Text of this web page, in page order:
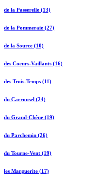
de la Passerelle (13)
de la Pommeraie (27)
de la Source (10)
des Coeurs-Vaillants (16)
des Trois-Temps (11)
du Carrousel (24)
du Grand-Chêne (19)
du Parchemin (26)
du Tourne-Vent (19)
les Marguerite (17)